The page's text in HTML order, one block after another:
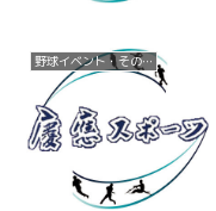
野球イベント・その他